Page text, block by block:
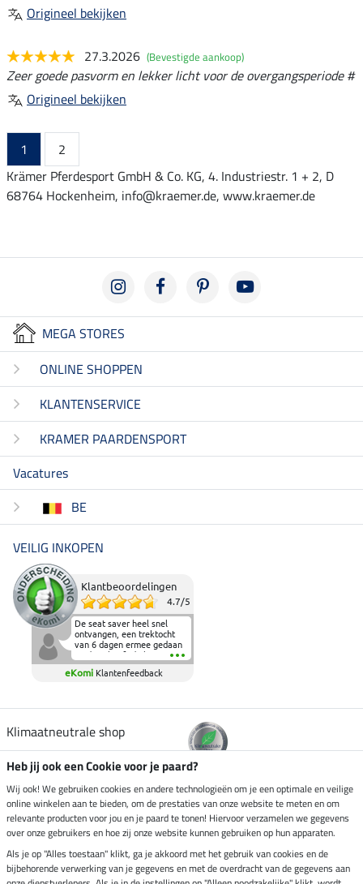
Origineel bekijken
27.3.2026 (Bevestigde aankoop)
Zeer goede pasvorm en lekker licht voor de overgangsperiode #
Origineel bekijken
1
2
Krämer Pferdesport GmbH & Co. KG, 4. Industriestr. 1 + 2, D
68764 Hockenheim, info@kraemer.de, www.kraemer.de
MEGA STORES
ONLINE SHOPPEN
KLANTENSERVICE
KRAMER PAARDENSPORT
Vacatures
BE
VEILIG INKOPEN
Klantbeoordelingen
4.7/5
De seat saver heel snel
ontvangen, een trektocht
van 6 dagen ermee gedaan
en deze heeft de beproeving
fantastisch doorstaan.
Heerlijk zacht om op te
elkaar in het zadel.
eKomi Klantenfeedback
Klimaatneutrale shop
Verzending per
Veilig betalen met
Heb jij ook een Cookie voor je paard?
Wij ook! We gebruiken cookies en andere technologieën om je een optimale en veilige
online winkelen aan te bieden, om de prestaties van onze website te meten en om
relevante producten voor jou en je paard te tonen! Hiervoor verzamelen we gegevens
over onze gebruikers en hoe zij onze website kunnen gebruiken op hun apparaten.
Als je op "Alles toestaan" klikt, ga je akkoord met het gebruik van cookies en de
bijbehorende verwerking van je gegevens en met de overdracht van de gegevens aan